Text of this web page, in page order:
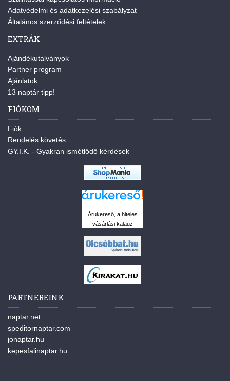
Adatvédelmi és adatkezelési szabályzat
Általános szerződési feltételek
EXTRÁK
Ajándékutalványok
Partner program
Ajánlatok
13 naptár tipp!
FIÓKOM
Fiók
Rendelés követés
GY.I.K. - Gyakran ismétlődő kérdések
Árukereső, a hiteles
vásárlási kalauz
PARTNEREINK
naptar.net
speditornaptar.com
jonaptar.hu
kepesfalinaptar.hu